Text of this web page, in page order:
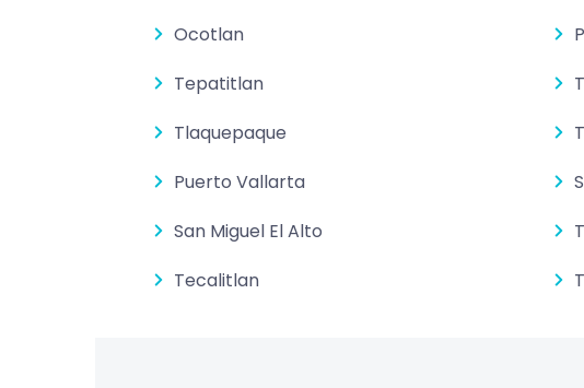
Ocotlan
Tepatitlan
Tlaquepaque
Puerto Vallarta
San Miguel El Alto
Tecalitlan